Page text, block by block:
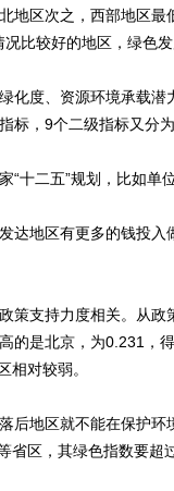
区次之，西部地区最
比较好的地区，绿色发
度、资源环境承载潜
，9个二级指标又分
十二五”规划，比如单
地区有更多的钱投入
支持力度相关。从政
的是北京，为0.231，
相对较弱。
地区就不能在保护环
省区，其绿色指数要超